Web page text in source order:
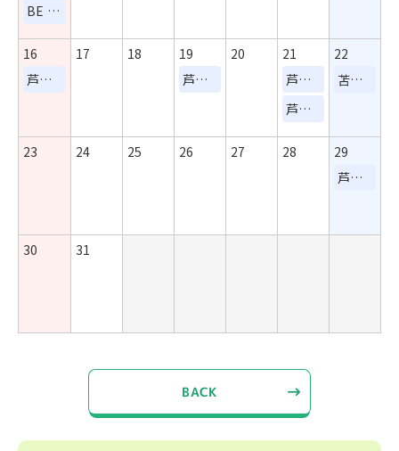
BE FREE PERFORMANCE FES 2026 in ASHIA
16
芦屋市長対話集会
17 18
19
芦屋市 お泊り訓練
20
21
芦屋市長 対話集会
芦屋市長 対話集会
22
苫野美亜プロデュース「Contemporary Dance Pieces Ⅲ」
23 24 25 26 27 28
29
芦屋美術博物館&西宮市大谷記念美術館 学芸員コラボトーク
30 31
BACK